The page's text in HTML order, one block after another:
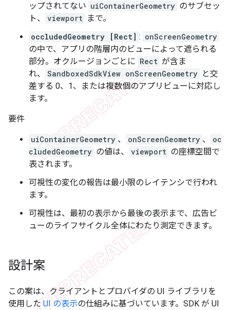
ップされてない uiContainerGeometry のサブセッ
ト、
viewport
まで。
occludedGeometry [Rect] : onScreenGeometry
の中で、アプリの階層内のビューによって遮られる
部分。オクルージョンごとに Rect が含ま
れ、
SandboxedSdkView onScreenGeometry と交
差する 0、1、または複数個のアプリビューに対応し
ます。
要件
uiContainerGeometry 、 onScreenGeometry 、
oc
cludedGeometry の値は、 viewport の座標空間で
表されます。
可視性の変化の報告は最小限のレイテンシで行われ
ます。
可視性は、最初の表示から最後の表示まで、広告ビ
ューのライフサイクル全体にわたり測定できます。
設計案
この案は、クライアントとプロバイダの UI ライブラリを
使用したUI の表示の仕組みに基づいています。SDK が UI